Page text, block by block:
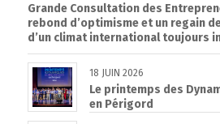
Grande Consultation des
rebond d’optimisme et un regain
d’un climat international toujours
18 JUIN 2026
Le printemps des
en Périgord